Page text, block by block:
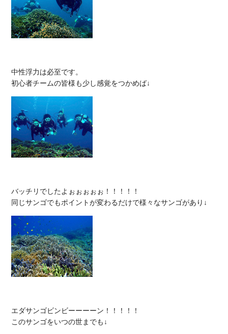
中性浮力は必至です。
バッチリでしたよぉぉぉぉぉ！！！！！
エダサンゴビンビーーーーン！！！！！